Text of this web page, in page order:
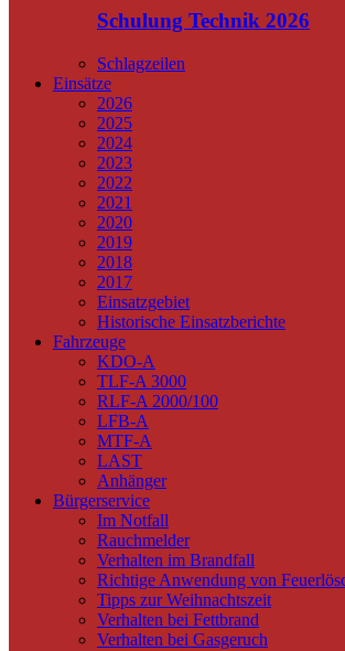
Schulung Technik 2026
Schlagzeilen
Einsätze
2026
2025
2024
2023
2022
2021
2020
2019
2018
2017
Einsatzgebiet
Historische Einsatzberichte
Fahrzeuge
KDO-A
TLF-A 3000
RLF-A 2000/100
LFB-A
MTF-A
LAST
Anhänger
Bürgerservice
Im Notfall
Rauchmelder
Verhalten im Brandfall
Richtige Anwendung von
Tipps zur Weihnachtszeit
Verhalten bei Fettbrand
Verhalten bei Gasgeruch